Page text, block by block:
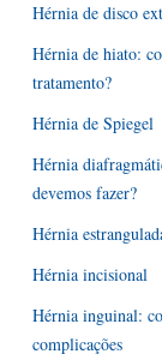
Hérnia de disco
Hérnia de hiato:
tratamento?
Hérnia de Spiegel
Hérnia
devemos fazer?
Hérnia
Hérnia incisional
Hérnia inguinal:
complicações